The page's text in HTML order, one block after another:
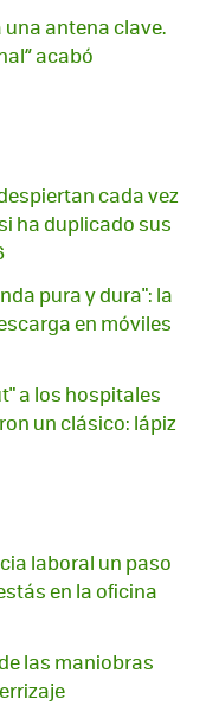
una antena clave.
acabó
cada vez
ha duplicado sus
pura y dura": la
en móviles
a los hospitales
un clásico: lápiz
laboral un paso
en la oficina
las maniobras